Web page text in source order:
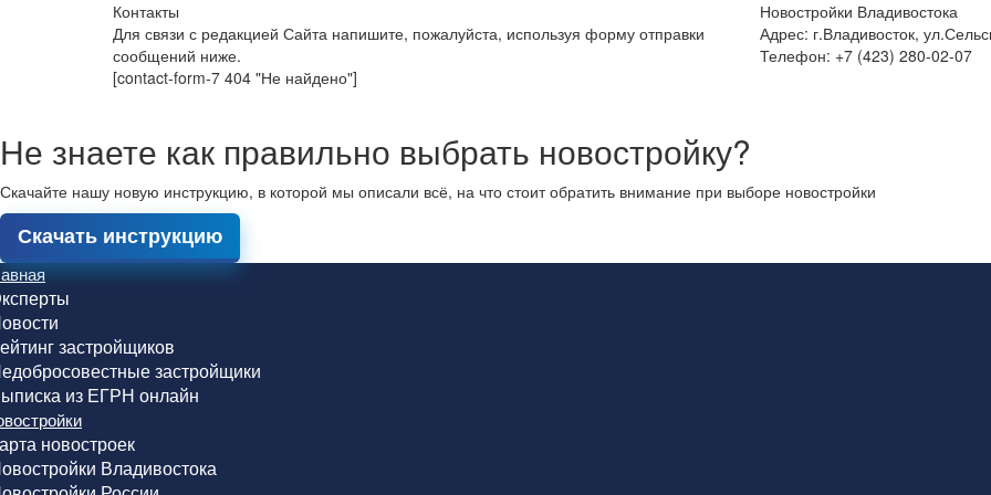
Контакты
Для связи с редакцией Сайта напишите, пожалуйста, используя форму отправки
сообщений ниже.
[contact-form-7 404 "Не найдено"]
Новостройки Владивостока
Адрес: г.Владивосток,
Телефон: +7 (423) 280-02-07
Не знаете как правильно выбрать новостройку?
Скачайте нашу новую инструкцию, в которой мы описали всё, на что стоит обратить внимание при выборе новостройки
Скачать инструкцию
застройщиков
застройщики
из ЕГРН онлайн
новостроек
Владивостока